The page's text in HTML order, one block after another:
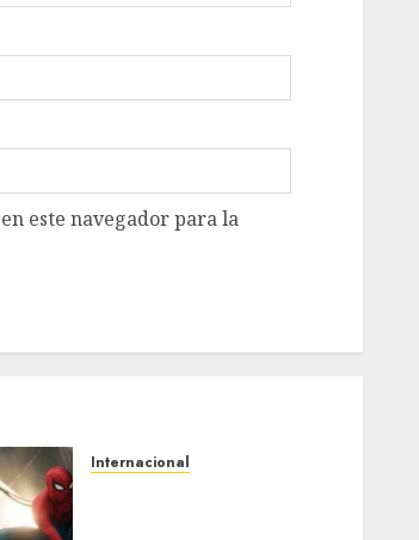
este navegador para la
Internacional